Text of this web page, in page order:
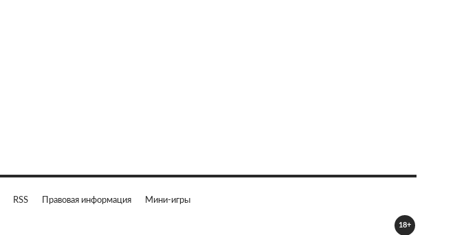
RSS Правовая информация Мини-игры
18+